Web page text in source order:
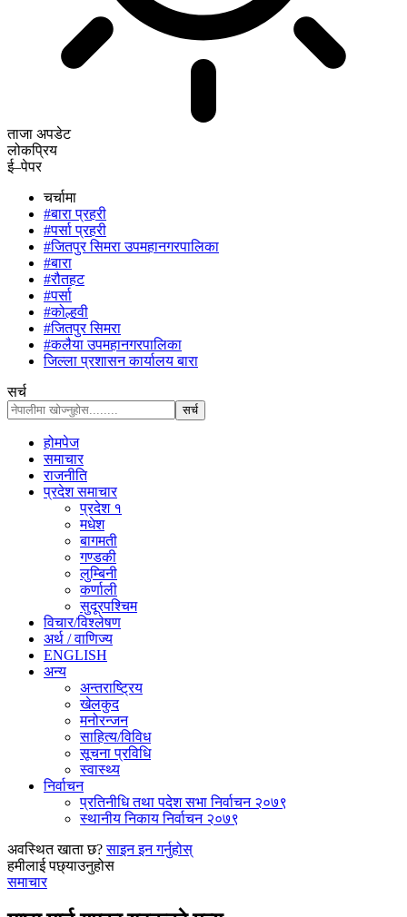
ताजा अपडेट
लोकप्रिय
ई–पेपर
चर्चामा
#बारा प्रहरी
#पर्सा प्रहरी
#जितपुर सिमरा उपमहानगरपालिका
#बारा
#रौतहट
#पर्सा
#कोल्हवी
#जितपुर सिमरा
#कलैया उपमहानगरपालिका
जिल्ला प्रशासन कार्यालय बारा
सर्च
होमपेज
समाचार
राजनीति
प्रदेश समाचार
प्रदेश १
मधेश
बागमती
गण्डकी
लुम्बिनी
कर्णाली
सुदूरपश्चिम
विचार/विश्‍लेषण
अर्थ / वाणिज्य
ENGLISH
अन्य
अन्तराष्ट्रिय
खेलकुद
मनोरन्जन
साहित्य/विविध
सूचना प्रविधि
स्वास्थ्य
निर्वाचन
प्रतिनीधि तथा पदेश सभा निर्वाचन २०७९
स्थानीय निकाय निर्वाचन २०७९
अवस्थित खाता छ? साइन इन गर्नुहोस्
हमीलाई पछ्याउनुहोस
समाचार